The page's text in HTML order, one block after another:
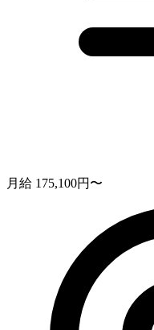
月給 175,100円〜